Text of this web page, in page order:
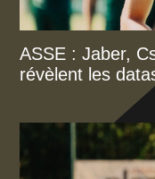
ASSE : Jaber,
révèlent les